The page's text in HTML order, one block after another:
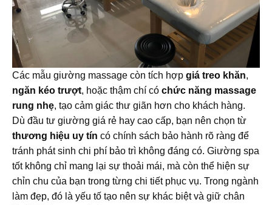
Các mẫu giường massage còn tích hợp giá treo khăn,
ngăn kéo trượt, hoặc thậm chí có chức năng massage
rung nhẹ, tạo cảm giác thư giãn hơn cho khách hàng.
Dù đầu tư giường giá rẻ hay cao cấp, bạn nên chọn từ
thương hiệu uy tín có chính sách bảo hành rõ ràng để
tránh phát sinh chi phí bảo trì không đáng có. Giường spa
tốt không chỉ mang lại sự thoải mái, mà còn thể hiện sự
chỉn chu của bạn trong từng chi tiết phục vụ. Trong ngành
làm đẹp, đó là yếu tố tạo nên sự khác biệt và giữ chân